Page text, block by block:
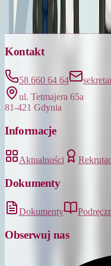
Kontakt
58 660 64 64
ul. Tetmajera 65a
81-421 Gdynia
Informacje
Aktualności
Dokumenty
Dokumenty
Obserwuj nas